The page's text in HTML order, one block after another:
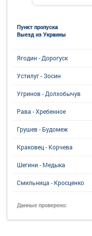
Пункт пропуска
Выезд из Украины
Ягодин - Дорогуск
Устилуг - Зосин
Угринов - Долхобычув
Рава - Хребенное
Грушев - Будомеж
Краковец - Корчева
Шегини - Медыка
Смильница - Кросценко
Данные проверено: